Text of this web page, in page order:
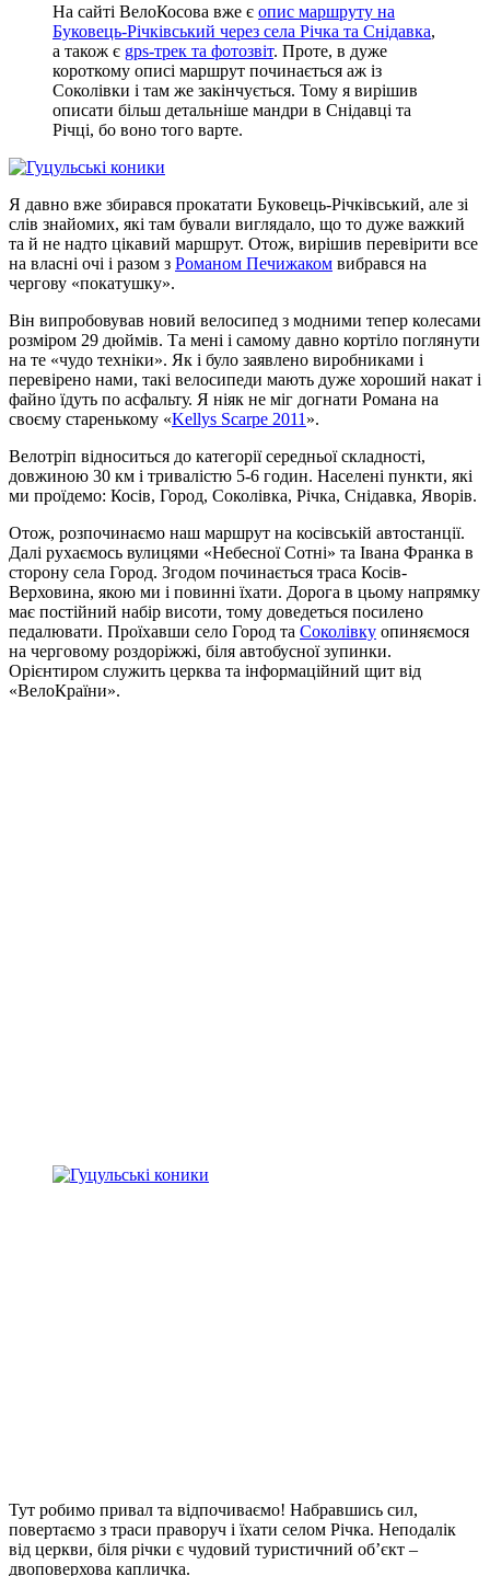
На сайті ВелоКосова вже є опис маршруту на
Буковець-Річківський через села Річка та Снідавка,
а також є gps-трек та фотозвіт. Проте, в дуже
короткому описі маршрут починається аж із
Соколівки і там же закінчується. Тому я вирішив
описати більш детальніше мандри в Снідавці та
Річці, бо воно того варте.
Я давно вже збирався прокатати Буковець-Річківський, але зі
слів знайомих, які там бували виглядало, що то дуже важкий
та й не надто цікавий маршрут. Отож, вирішив перевірити все
на власні очі і разом з Романом Печижаком вибрався на
чергову «покатушку».
Він випробовував новий велосипед з модними тепер колесами
розміром 29 дюймів. Та мені і самому давно кортіло поглянути
на те «чудо техніки». Як і було заявлено виробниками і
перевірено нами, такі велосипеди мають дуже хороший накат і
файно їдуть по асфальту. Я ніяк не міг догнати Романа на
своєму старенькому «Kellys Scarpe 2011 ».
Велотріп відноситься до категорії середньої складності,
довжиною 30 км і тривалістю 5-6 годин. Населені пункти, які
ми проїдемо: Косів, Город, Соколівка, Річка, Снідавка, Яворів.
Отож, розпочинаємо наш маршрут на косівській автостанції.
Далі рухаємось вулицями «Небесної Сотні» та Івана Франка в
сторону села Город. Згодом починається траса Косів-
Верховина, якою ми і повинні їхати. Дорога в цьому напрямку
має постійний набір висоти, тому доведеться посилено
педалювати. Проїхавши село Город та Соколівку опиняємося
на черговому роздоріжжі, біля автобусної зупинки.
Орієнтиром служить церква та інформаційний щит від
«ВелоКраїни».
Тут робимо привал та відпочиваємо! Набравшись сил,
повертаємо з траси праворуч і їхати селом Річка. Неподалік
від церкви, біля річки є чудовий туристичний об’єкт –
двоповерхова капличка.